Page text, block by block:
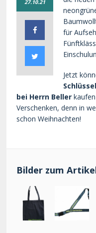
27.10.21
für
Jetzt
bei Herrn Beller
Verschenken, denn in
schon Weihnachten!
Bilder zum